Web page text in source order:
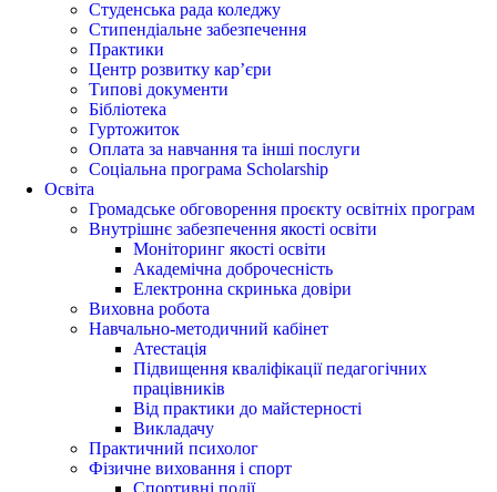
Студенська рада коледжу
Стипендіальне забезпечення
Практики
Центр розвитку кар’єри
Типові документи
Бібліотека
Гуртожиток
Оплата за навчання та інші послуги
Соціальна програма Scholarship
Освіта
Громадське обговорення проєкту освітніх програм
Внутрішнє забезпечення якості освіти
Моніторинг якості освіти
Академічна доброчесність
Електронна скринька довіри
Виховна робота
Навчально-методичний кабінет
Атестація
Підвищення кваліфікації педагогічних
працівників
Від практики до майстерності
Викладачу
Практичний психолог
Фізичне виховання і спорт
Спортивні події